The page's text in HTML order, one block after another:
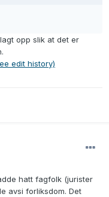
opp slik at det er
edit history)
hatt fagfolk (jurister
avsi forliksdom. Det